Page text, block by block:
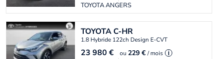
TOYOTA ANGERS
TOYOTAC-HR
1.8 Hybride 122ch Design E-CVT
23 980 € ou 229 € / mois i